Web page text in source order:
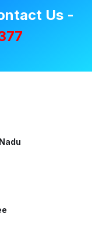
Us -